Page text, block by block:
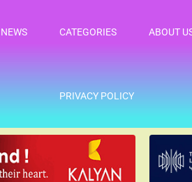
CATEGORIES ABOUT
PRIVACY POLICY